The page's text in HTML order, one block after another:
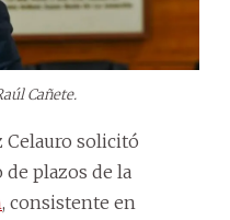
Cañete.
Celauro solicitó
plazos de la
, consistente en